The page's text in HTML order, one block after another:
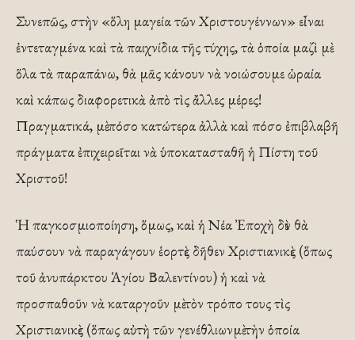
Συνεπῶς, στὴν «ὅλη μαγεία τῶν Χριστουγέννων» εἶναι
ἐντεταγμένα καὶ τὰ παιχνίδια τῆς τύχης, τὰ ὁποία μαζὶ μὲ
ὅλα τὰ παραπάνω, θὰ μᾶς κάνουν νὰ νοιώσουμε ὡραία
καὶ κάπως διαφορετικὰ ἀπὸ τὶς ἄλλες μέρες!
Πραγματικά, μὲ πόσο κατώτερα ἀλλὰ καὶ πόσο ἐπιβλαβῆ
πράγματα ἐπιχειρεῖται νὰ ὑποκατασταθῆ ἡ Πίστη τοῦ
Χριστοῦ!
Ἡ παγκοσμιοποίηση, ὅμως, καὶ ἡ Νέα Ἐποχὴ δὲν θὰ
παύσουν νὰ παραγάγουν ἑορτὲς δῆθεν Χριστιανικὲς (ὅπως
τοῦ ἀνυπάρκτου Ἁγίου Βαλεντίνου) ἡ καὶ νὰ
προσπαθοῦν νὰ καταργοῦν μὲ τὸν τρόπο τους τὶς
Χριστιανικὲς (ὅπως αὐτὴ τῶν γενέθλιωνμὲ τὴν ὁποία